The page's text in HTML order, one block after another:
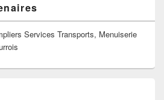
Services Transports, Menuiserie